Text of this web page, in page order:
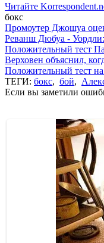
Читайте
бокс
Промоутер Джошуа
Реванш Дюбуа - Уордли:
Положительный тест
Верховен объяснил,
Положительный тест
ТЕГИ: бокс, бой,
Если вы заметили